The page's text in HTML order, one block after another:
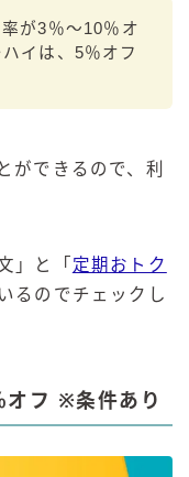
が3％～10％オ
イは、5％オフ
ができるので、利
」と「 定期おトク
るのでチェックし
オフ ※条件あり